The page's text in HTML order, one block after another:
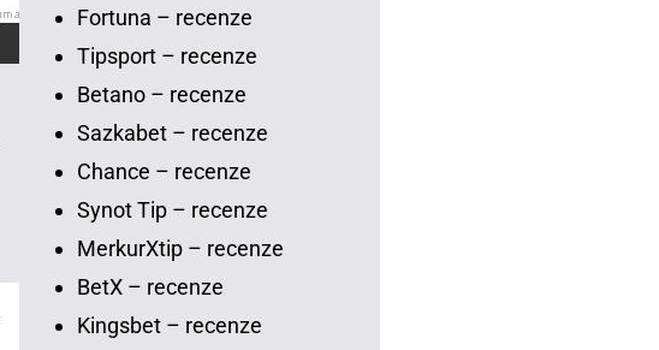
Fortuna – recenze
Tipsport – recenze
Betano – recenze
Sazkabet – recenze
Chance – recenze
Synot Tip – recenze
MerkurXtip – recenze
BetX – recenze
Kingsbet – recenze